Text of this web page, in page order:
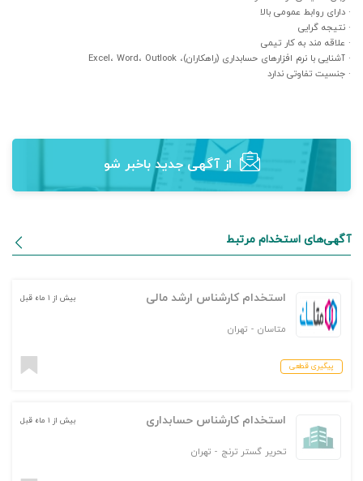
· دارای روابط عمومی بالا
· نتیجه گرایی
· علاقه مند به کار تیمی
· آشنایی با نرم افزارهای حسابداری (راهکاران)، Excel، Word، Outlook
· جنسیت تفاوتی ندارد
از آگهی‌ جدید باخبر شو
آگهی‌های استخدام مرتبط
استخدام کارشناس ارشد مالی
متاسان - تهران
بیش از ۱ ماه قبل
پیگیری قطعی
استخدام کارشناس حسابداری
تحریر گستر ترنج - تهران
بیش از ۱ ماه قبل